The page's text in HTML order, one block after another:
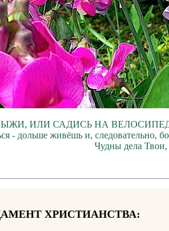
ИЛИ САДИСЬ НА
- дольше живёшь и, следовательно,
Чудны дела Твои,
ХРИСТИАНСТВА: